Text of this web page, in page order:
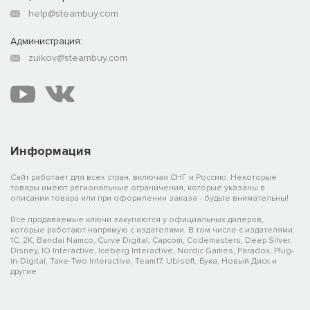
Информация
Сайт работает для всех стран, включая СНГ и Россию. Некоторые
товары имеют региональные ограничения, которые указаны в
описании товара или при оформлении заказа - будьте внимательны!
Все продаваемые ключи закупаются у официальных дилеров,
которые работают напрямую с издателями. В том числе с издателями:
1C, 2K, Bandai Namco, Curve Digital, Capcom, Codemasters, Deep Silver,
Disney, IO Interactive, Iceberg Interactive, Nordic Games, Paradox, Plug-
in-Digital, Take-Two Interactive, Team17, Ubisoft, Бука, Новый Диск и
другие
help@steambuy.com
Администрация:
zuikov@steambuy.com